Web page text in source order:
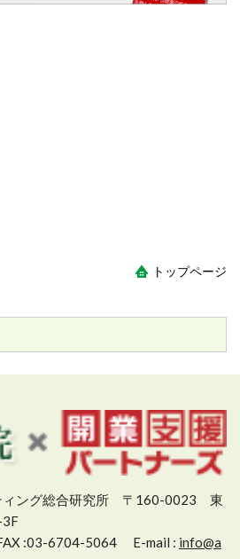
トップページ
ィング総合研究所 〒160-0023 東
:03-6704-5064 E-mail : info@a